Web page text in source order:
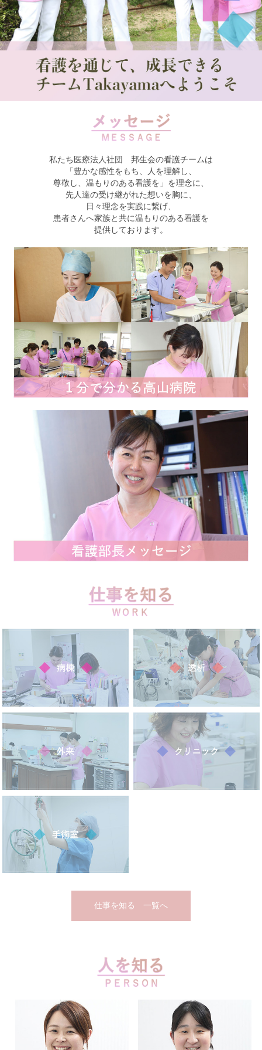
私たち医療法人社団 邦生会の看護チームは
「豊かな感性をもち、人を理解し、
尊敬し、温もりのある看護を」を理念に、
先人達の受け継がれた想いを胸に、
日々理念を実践に繋げ、
患者さんへ家族と共に温もりのある看護を
提供しております。
仕事を知る 一覧へ